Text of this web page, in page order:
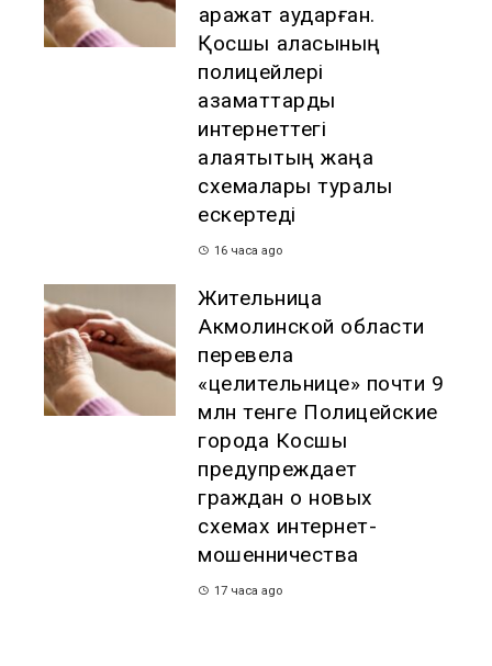
қаражат аударған.
Қосшы қаласының
полицейлері
азаматтарды
интернеттегі
алаяқтықтың жаңа
схемалары туралы
ескертеді
16 часа ago
Жительница
Акмолинской области
перевела
«целительнице» почти 9
млн тенге Полицейские
города Косшы
предупреждает
граждан о новых
схемах интернет-
мошенничества
17 часа ago